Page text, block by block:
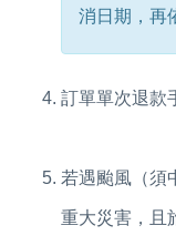
消日期，再
訂單單次退款
若遇颱風（須
重大災害，且